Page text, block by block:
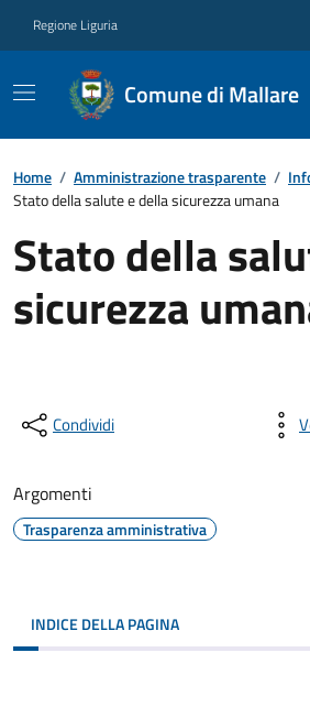
Regione Liguria
Comune di Mallare
Home / Amministrazione trasparente /
Stato della salute e della sicurezza umana
Stato della
sicurezza
Condividi
Argomenti
Trasparenza amministrativa
INDICE DELLA PAGINA